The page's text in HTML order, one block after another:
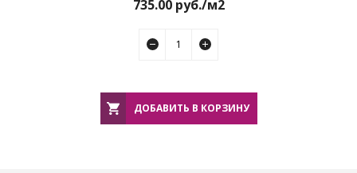
735.00руб./м2
ДОБАВИТЬ В КОРЗИНУ